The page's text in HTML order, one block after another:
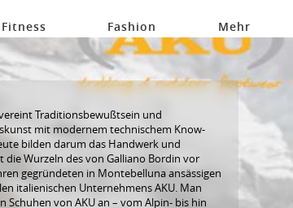
Fitness Fashion Mehr
Traditionsbewußtsein und
mit modernem technischem Know-
bilden darum das Handwerk und
die Wurzeln des von Galliano Bordin vor
gegründeten in Montebelluna ansässigen
italienischen Unternehmens AKU. Man
Schuhen von AKU an – vom Alpin- bis hin